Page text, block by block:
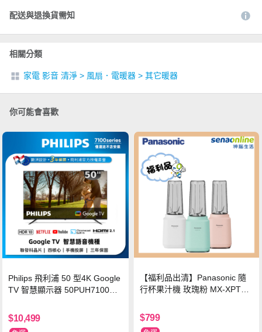
配送與退換貨需知
相關分類
家電 影音 清淨 > 風扇．電暖器 > 其它暖器
你可能會喜歡
Philips 飛利浦 50 型4K Google
TV 智慧顯示器 50PUH7100
$10,499
【福利品出清】Panasonic 隨
行杯果汁機 玫瑰粉 MX-XPT10
$799